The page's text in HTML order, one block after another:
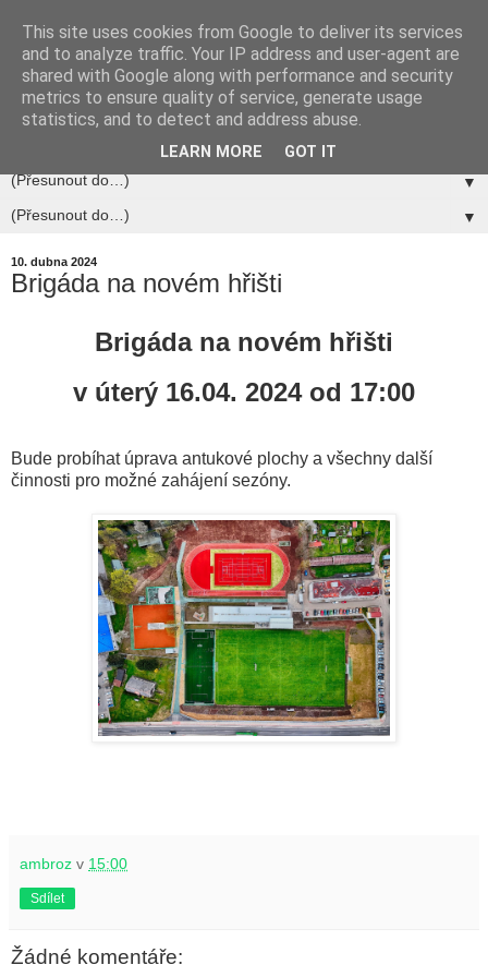
▼
▼
10. dubna 2024
Brigáda na novém hřišti
Brigáda na novém hřišti
v úterý 16.04. 2024 od 17:00
Bude probíhat úprava antukové plochy a všechny další
činnosti pro možné zahájení sezóny.
ambroz v 15:00
Sdílet
Žádné komentáře:
This site uses cookies from Google to deliver its services
and to analyze traffic. Your IP address and user-agent are
shared with Google along with performance and security
metrics to ensure quality of service, generate usage
statistics, and to detect and address abuse.
LEARN MORE GOT IT